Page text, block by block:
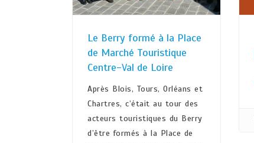
Le Berry formé à la Place
de Marché Touristique
Centre-Val de Loire
Après Blois, Tours, Orléans et
Chartres, c’était au tour des
acteurs touristiques du Berry
d’être formés à la Place de